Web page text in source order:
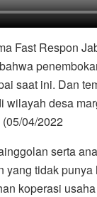
Fast Respon
saat ini. Dan
wilayah desa
04/2022
serta
yang tidak punya
koperasi